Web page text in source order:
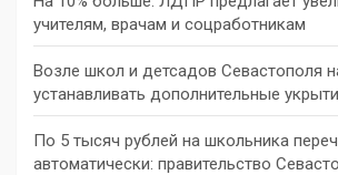
учителям, врачам и соцработникам
Возле школ и детсадов Севастополя
устанавливать дополнительные
По 5 тысяч рублей на школьника
автоматически: правительство